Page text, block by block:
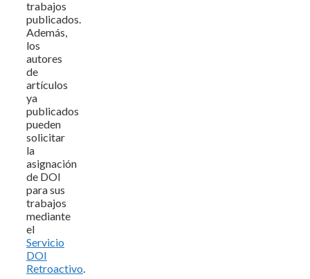
trabajos
publicados.
Además,
los
autores
de
artículos
ya
publicados
pueden
solicitar
la
asignación
de DOI
para sus
trabajos
mediante
el
Servicio
DOI
Retroactivo.